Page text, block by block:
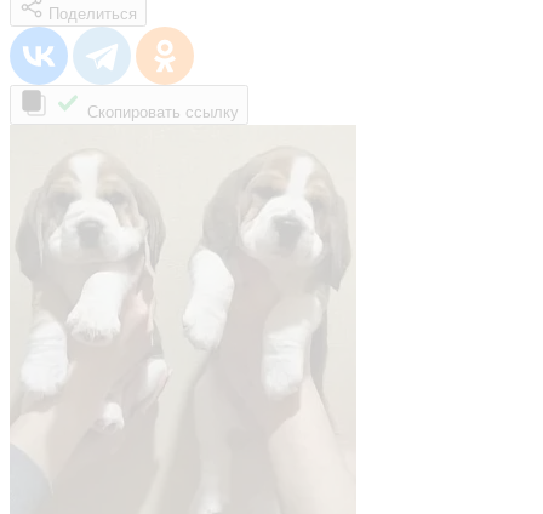
Поделиться
Скопировать ссылку